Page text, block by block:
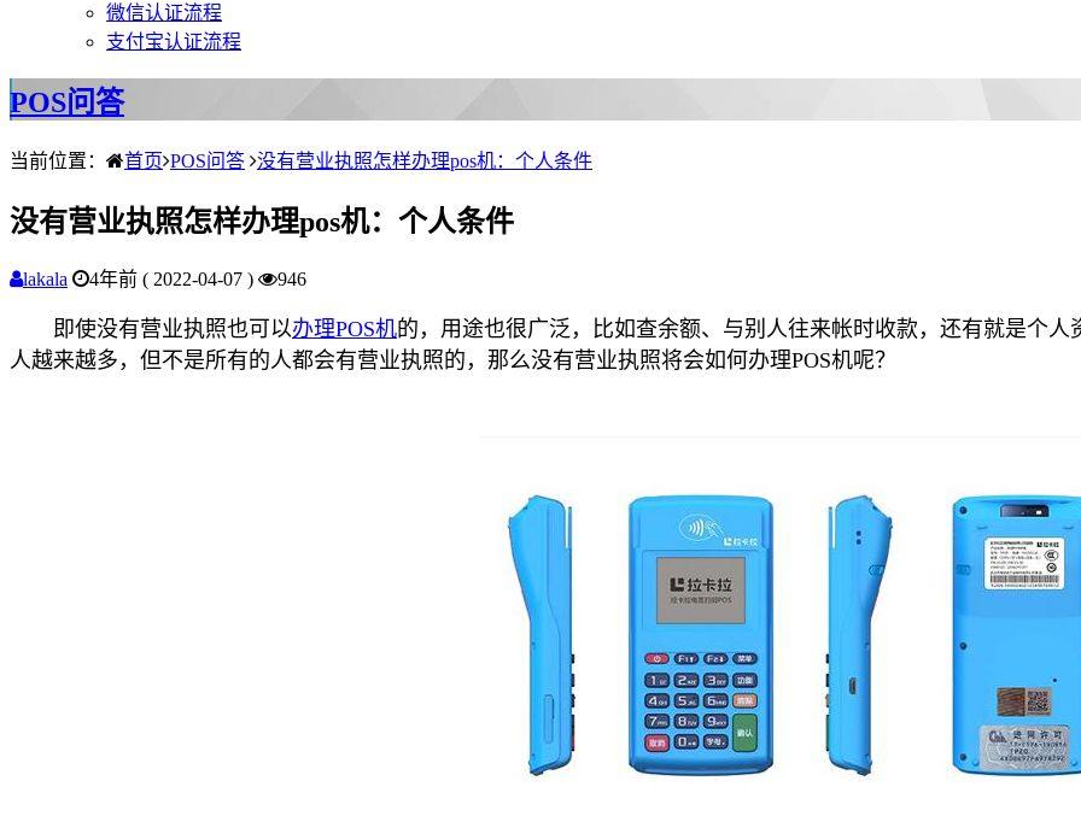
微信认证流程
支付宝认证流程
POS问答
当前位置： 首页 POS问答 没有营业执照怎样办理pos机：个人条件
没有营业执照怎样办理pos机：个人条件
lakala 4年前 ( 2022-04-07 ) 946
即使没有营业执照也可以办理POS机的，用途也很广泛，比如查余额、与别人往来帐时收款，还有就是个
人越来越多，但不是所有的人都会有营业执照的，那么没有营业执照将会如何办理POS机呢？